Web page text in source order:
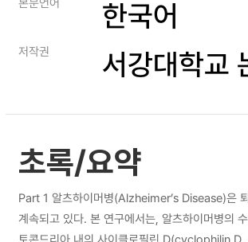
한국어
저작권 서강대학교
초록/요약
Part 1 알츠하이머병(Alzheimer’s Disease)은
계속되고 있다. 본 연구에서는, 알츠하이머병의 수 많은 발병요인들 중에 amyloid beta(A&#61538;)에 중점을 두고, A&#61538;의 주요 타겟이 되는 뇌 세포 속의 미토콘드리아와의 연관성에 대해 연구하였다. 축적된 A&#61538;가 미
토콘드리아 내의 사이클로필린 D(cyclophilin